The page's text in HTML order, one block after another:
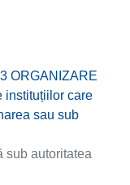
ORGANIZARE
instituțiilor care
sau sub
sub autoritatea